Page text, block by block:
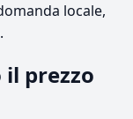
locale,
prezzo